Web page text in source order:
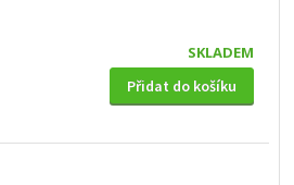
SKLADEM
Přidat do košíku